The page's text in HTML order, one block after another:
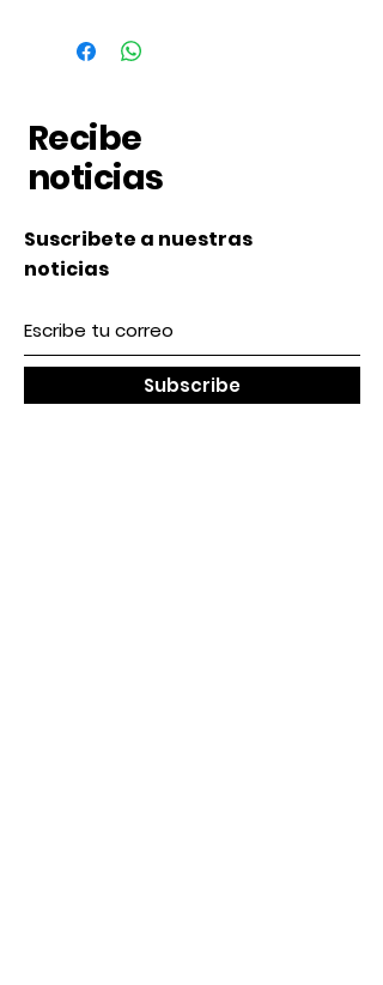
Recibe
noticias
Suscribete a nuestras
noticias
Subscribe